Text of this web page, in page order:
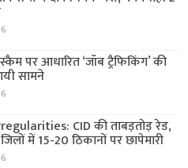
पर आधारित ‘जॉब ट्रैफिकिंग’ की
सामने
CID की ताबड़तोड़ रेड,
में 15-20 ठिकानों पर छापेमारी